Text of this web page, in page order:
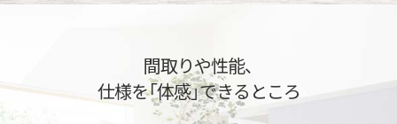
間取りや性能、
仕様を「体感」できるところ